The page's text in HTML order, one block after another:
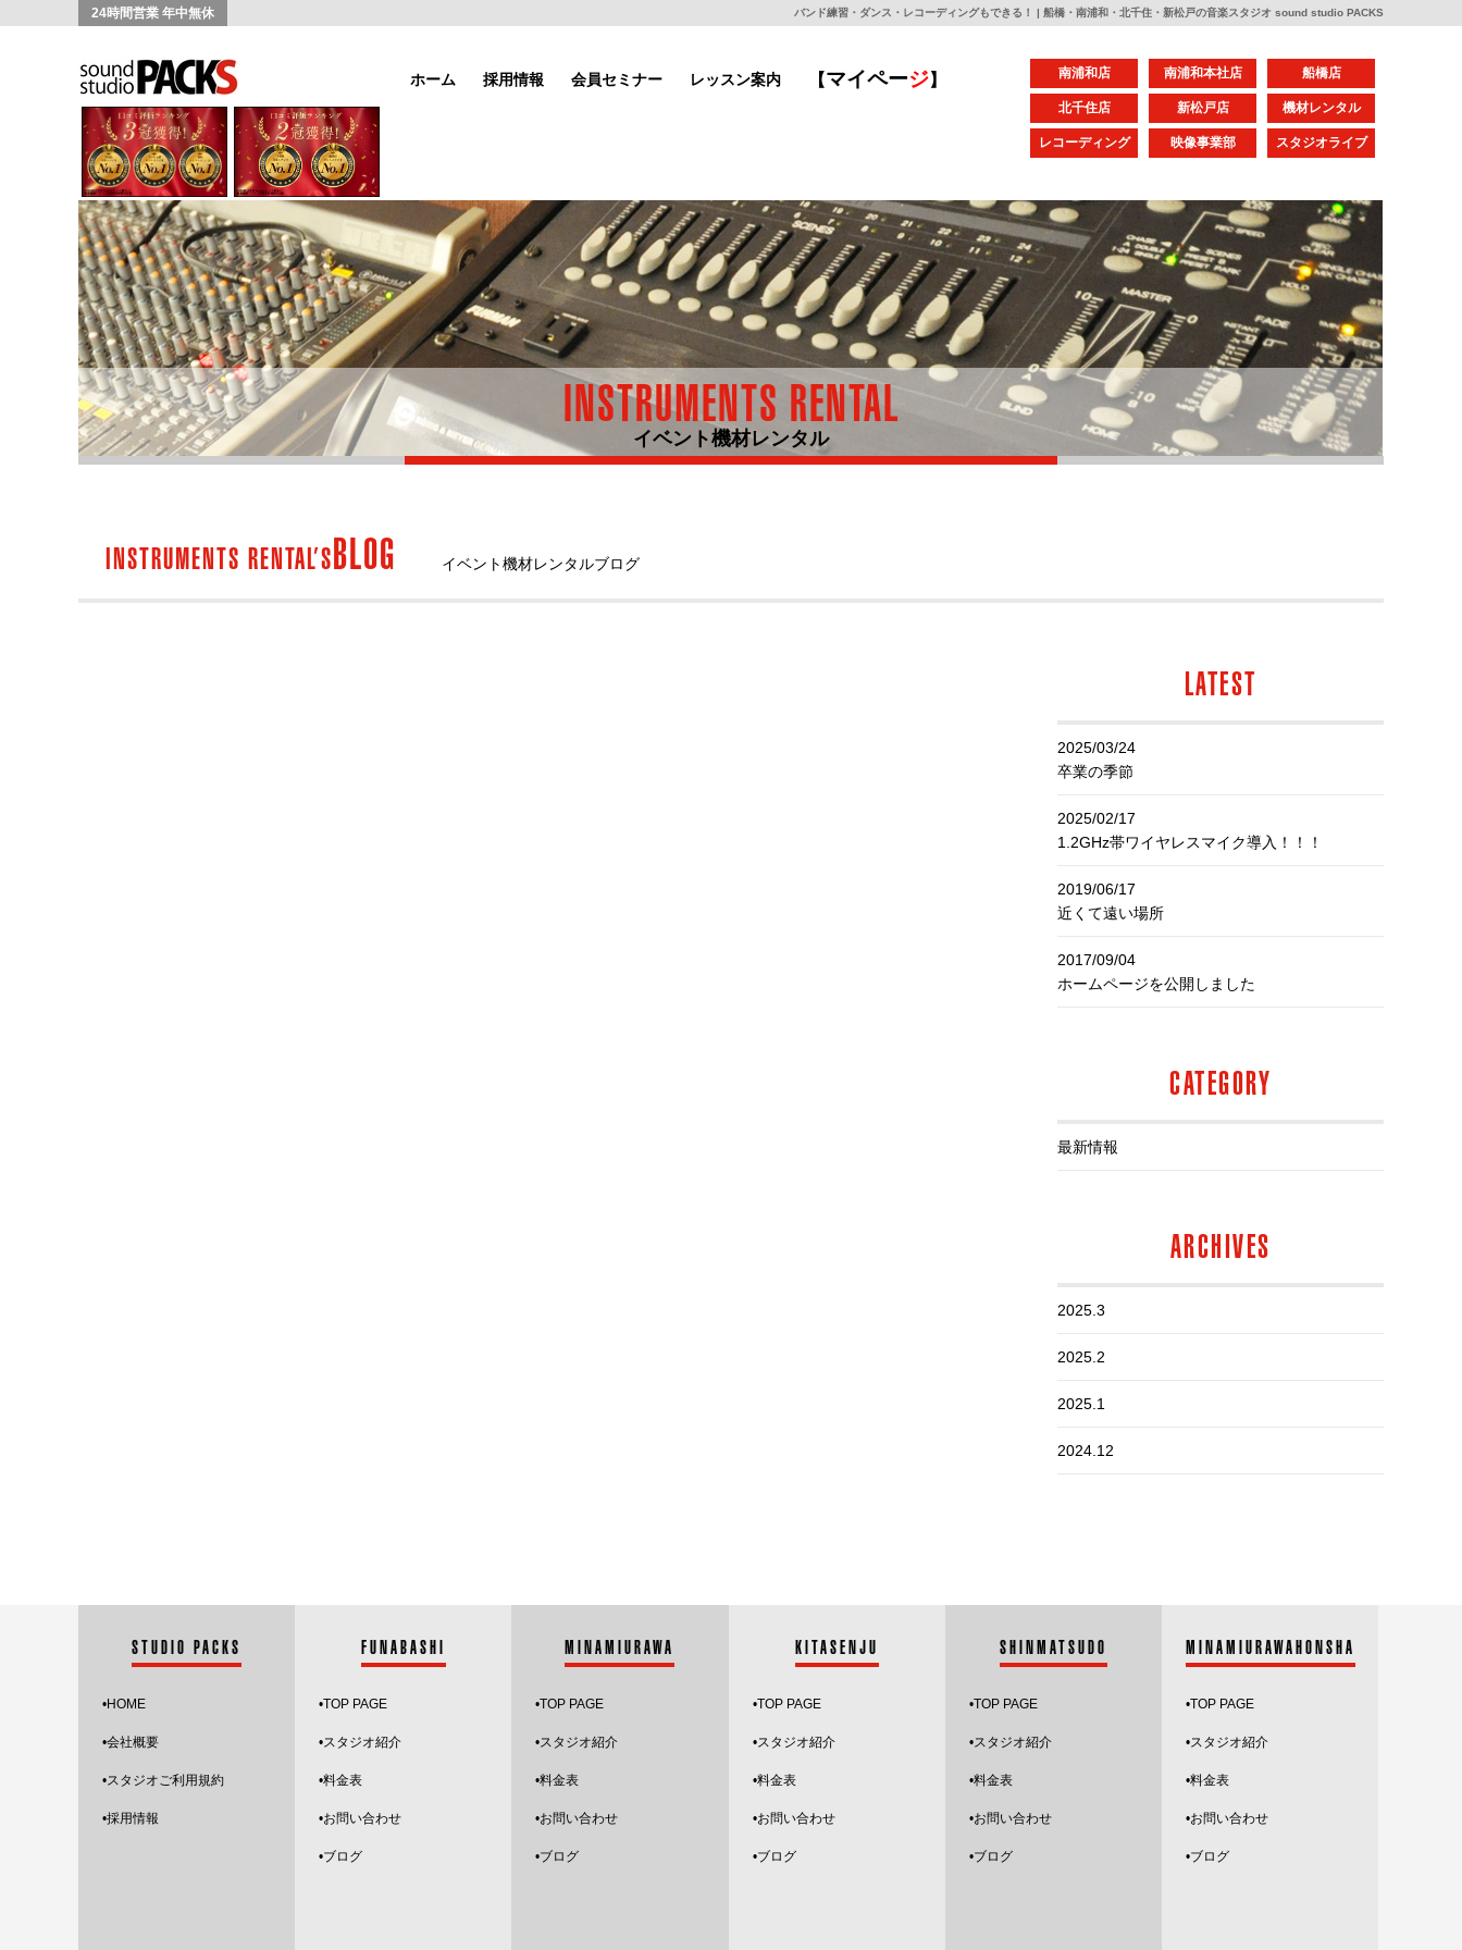
バンド練習・ダンス・レコーディングもできる！ | 船橋・南浦和・北千住・新松戸の音楽スタジオ sound studio PACKS
24時間営業 年中無休
ホーム 採用情報 会員セミナー レッスン案内 【マイページ】 南浦和店 南浦和本社店 船橋店
北千住店 新松戸店 機材レンタル
レコーディング 映像事業部 スタジオライブ
INSTRUMENTS RENTAL
イベント機材レンタル
INSTRUMENTS RENTAL’SBLOG イベント機材レンタルブログ
LATEST
2025/03/24
卒業の季節
2025/02/17
1.2GHz帯ワイヤレスマイク導入！！！
2019/06/17
近くて遠い場所
2017/09/04
ホームページを公開しました
CATEGORY
最新情報
ARCHIVES
2025.3
2025.2
2025.1
2024.12
2024.8
STUDIO PACKS
•HOME
•会社概要
•スタジオご利用規約
•採用情報
FUNABASHI
•TOP PAGE
•スタジオ紹介
•料金表
•お問い合わせ
•ブログ
MINAMIURAWA
•TOP PAGE
•スタジオ紹介
•料金表
•お問い合わせ
•ブログ
KITASENJU
•TOP PAGE
•スタジオ紹介
•料金表
•お問い合わせ
•ブログ
SHINMATSUDO
•TOP PAGE
•スタジオ紹介
•料金表
•お問い合わせ
•ブログ
MINAMIURAWAHONSHA
•TOP PAGE
•スタジオ紹介
•料金表
•お問い合わせ
•ブログ